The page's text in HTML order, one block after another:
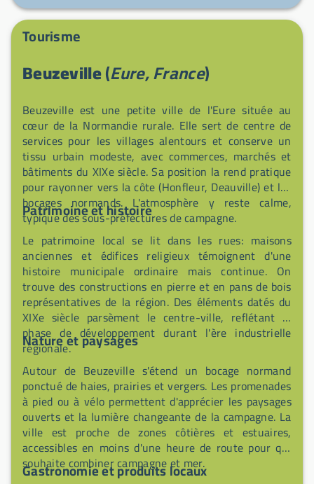
trouve à quelques minutes du centre-ville et des
commerces, avec une station-service attenante et
des toilettes publiques à proximité. Installée entre les
propose un patrimoine discret mais authentique,
— une étape idéale pour les amateurs de nature,
d’histoire et de tranquillité.
Tourisme
Beuzeville(Eure, France)
Beuzeville est une petite ville de l'Eure située au
cœur de la Normandie rurale. Elle sert de centre de
services pour les villages alentours et conserve un
tissu urbain modeste, avec commerces, marchés et
bâtiments du XIXe siècle. Sa position la rend pratique
pour rayonner vers la côte (Honfleur, Deauville) et les
bocages normands. L'atmosphère y reste calme,
typique des sous-préfectures de campagne.
Patrimoine et histoire
Le patrimoine local se lit dans les rues: maisons
anciennes et édifices religieux témoignent d'une
histoire municipale ordinaire mais continue. On
trouve des constructions en pierre et en pans de bois
représentatives de la région. Des éléments datés du
XIXe siècle parsèment le centre-ville, reflétant la
phase de développement durant l'ère industrielle
régionale.
Nature et paysages
Autour de Beuzeville s'étend un bocage normand
ponctué de haies, prairies et vergers. Les promenades
à pied ou à vélo permettent d'apprécier les paysages
ouverts et la lumière changeante de la campagne. La
ville est proche de zones côtières et estuaires,
accessibles en moins d'une heure de route pour qui
souhaite combiner campagne et mer.
Gastronomie et produits locaux